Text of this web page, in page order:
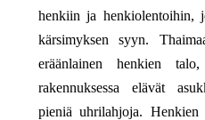
henkiin ja henkiolentoihin,
kärsimyksen syyn.
eräänlainen henkien
rakennuksessa elävät
pieniä uhrilahjoja.